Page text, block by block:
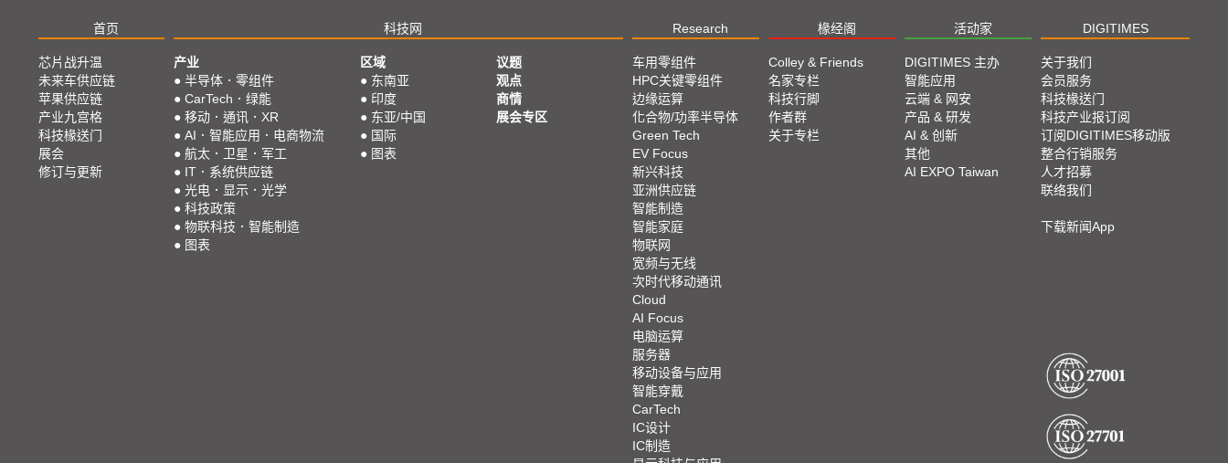
首页 科技网 Research 椽经阁 活动家 DIGITIMES
芯片战升温
未来车供应链
苹果供应链
产业九宫格
科技椽送门
展会
修订与更新
产业
● 半导体．零组件
● CarTech．绿能
● 移动．通讯．XR
● AI．智能应用．电商物流
● 航太．卫星．军工
● IT．系统供应链
● 光电．显示．光学
● 科技政策
● 物联科技．智能制造
● 图表
区域
● 东南亚
● 印度
● 东亚/中国
● 国际
● 图表
议题
观点
商情
展会专区
车用零组件
HPC关键零组件
边缘运算
化合物/功率半导体
Green Tech
EV Focus
新兴科技
亚洲供应链
智能制造
智能家庭
物联网
宽频与无线
次时代移动通讯
Cloud
AI Focus
电脑运算
服务器
移动设备与应用
智能穿戴
CarTech
IC设计
IC制造
Colley & Friends
名家专栏
科技行脚
作者群
关于专栏
DIGITIMES 主办
智能应用
云端 & 网安
产品 & 研发
AI & 创新
其他
AI EXPO Taiwan
关于我们
会员服务
科技椽送门
科技产业报订阅
订阅DIGITIMES移动版
整合行销服务
人才招募
联络我们
下载新闻App